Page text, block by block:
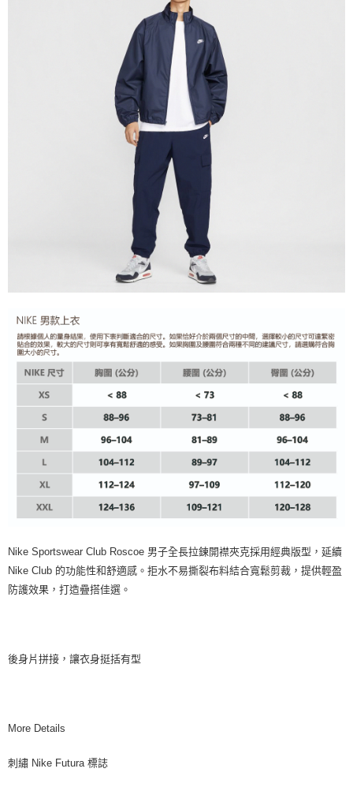
Nike Sportswear Club Roscoe 男子全長拉鍊開襟夾克採用經典版型，延續
Nike Club 的功能性和舒適感。拒水不易撕裂布料結合寬鬆剪裁，提供輕盈
防護效果，打造疊搭佳選。
後身片拼接，讓衣身挺括有型
More Details
刺繡 Nike Futura 標誌